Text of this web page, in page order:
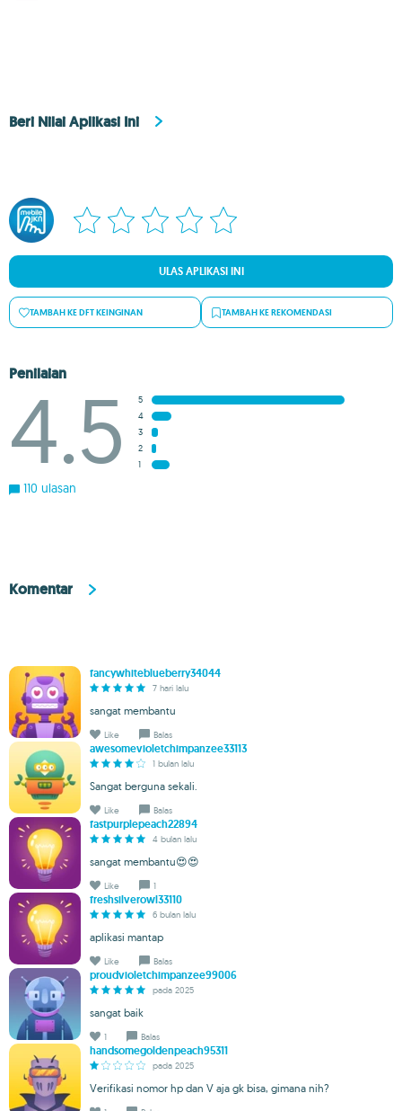
Beri Nilai Aplikasi Ini
ULAS APLIKASI INI
TAMBAH KE DFT KEINGINAN TAMBAH KE REKOMENDASI
Penilaian
4.5
5
4
3
2
1
110 ulasan
Komentar
fancywhiteblueberry34044
7 hari lalu
sangat membantu
Like Balas
awesomevioletchimpanzee33113
1 bulan lalu
Sangat berguna sekali.
Like Balas
fastpurplepeach22894
4 bulan lalu
sangat membantu😍😍
Like 1
freshsilverowl33110
6 bulan lalu
aplikasi mantap
Like Balas
proudvioletchimpanzee99006
pada 2025
sangat baik
1 Balas
handsomegoldenpeach95311
pada 2025
Verifikasi nomor hp dan V aja gk bisa, gimana nih?